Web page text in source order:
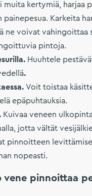
muita kertymiä, harjaa
painepesua. Karkeita
ne voivat vahingoittaa
pintoja.
Huuhtele
.
Voit toistaa
epäpuhtauksia.
Kuivaa veneen
jotta vältät
pinnoitteen
nopeasti.
vene pinnoittaa